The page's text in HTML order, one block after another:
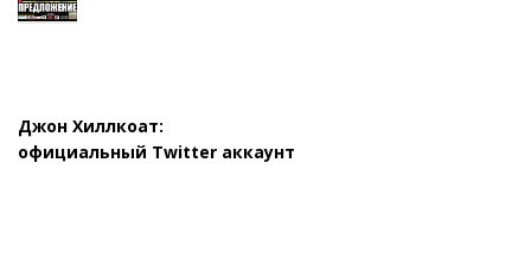
Джон Хиллкоат:
официальный Twitter аккаунт